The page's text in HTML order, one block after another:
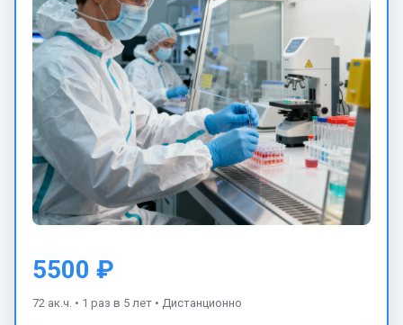
5500 ₽
72 ак.ч. • 1 раз в 5 лет • Дистанционно